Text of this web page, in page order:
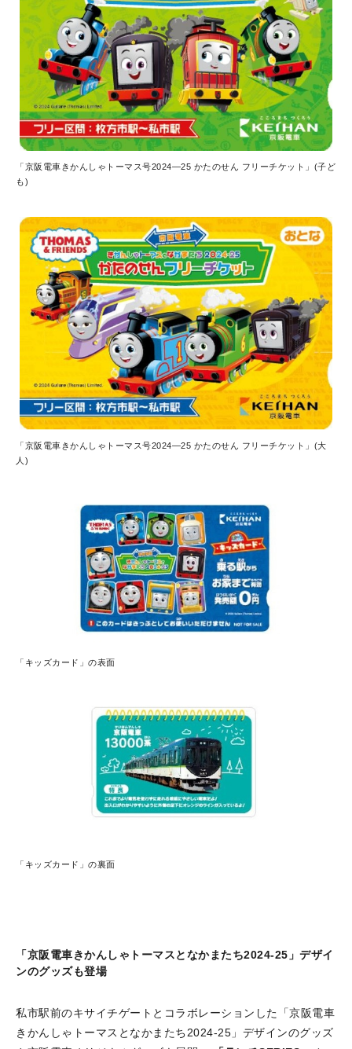
「京阪電車きかんしゃトーマス号2024—25 かたのせん フリーチケット」(子ど
も)
「京阪電車きかんしゃトーマス号2024—25 かたのせん フリーチケット」(大
人)
「キッズカード」の表面
「キッズカード」の裏面
「京阪電車きかんしゃトーマスとなかまたち2024-25」デザイ
ンのグッズも登場
私市駅前のキサイチゲートとコラボレーションした「京阪電車
きかんしゃトーマスとなかまたち2024-25」デザインのグッズ